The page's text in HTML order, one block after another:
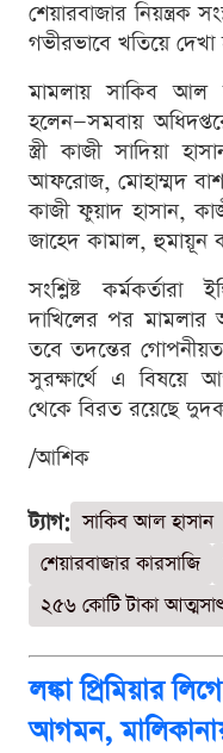
শেয়ারবাজার নিয়ন্ত্রক
গভীরভাবে খতিয়ে দেখা
মামলায় সাকিব আল
হলেন—সমবায়
স্ত্রী কাজী সাদিয়া
আফরোজ, মোহাম্মদ
কাজী ফুয়াদ হাসান,
জাহেদ কামাল, হুমায়ূন
সংশ্লিষ্ট
দাখিলের পর মামলার
তবে তদন্তের
সুরক্ষার্থে এ বিষয়ে
থেকে বিরত রয়েছে
/আশিক
ট্যাগ: সাকিব আল হাসান
শেয়ারবাজার কারসাজি
২৫৬ কোটি টাকা আত্মসাৎ
লঙ্কা প্রিমিয়ার
আগমন,